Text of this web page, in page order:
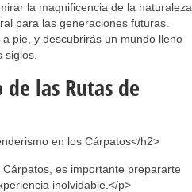
la magnificencia de la naturaleza
para las generaciones futuras.
pie, y descubrirás un mundo lleno
las Rutas de
en los Cárpatos</h2>
es importante prepararte
inolvidable.</p>